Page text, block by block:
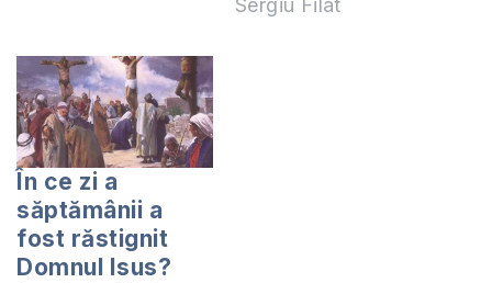
arătat în oraș?
Sergiu Filat
În ce zi a
săptămânii a
fost răstignit
Domnul Isus?